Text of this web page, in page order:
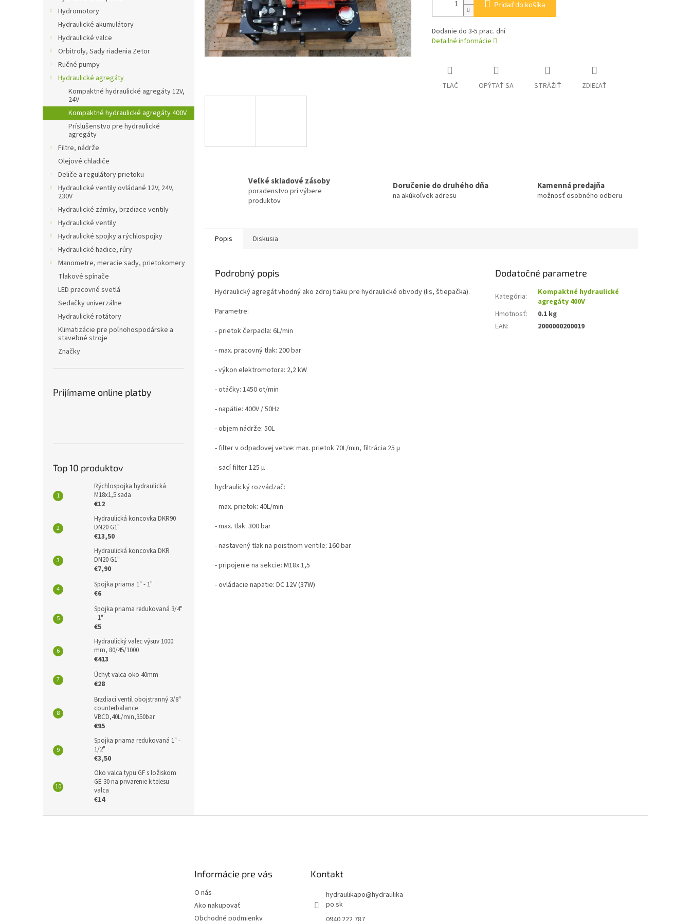
Hydromotory
Hydraulické akumulátory
Hydraulické valce
Orbitroly, Sady riadenia Zetor
Ručné pumpy
Hydraulické agregáty
Kompaktné hydraulické agregáty 12V,
24V
Kompaktné hydraulické agregáty 400V
Príslušenstvo pre hydraulické
agregáty
Filtre, nádrže
Olejové chladiče
Deliče a regulátory prietoku
Hydraulické ventily ovládané 12V, 24V,
230V
Hydraulické zámky, brzdiace ventily
Hydraulické ventily
Hydraulické spojky a rýchlospojky
Hydraulické hadice, rúry
Manometre, meracie sady, prietokomery
Tlakové spínače
LED pracovné svetlá
Sedačky univerzálne
Hydraulické rotátory
Klimatizácie pre poľnohospodárske a
stavebné stroje
Značky
Prijímame online platby
Top 10 produktov
Rýchlospojka hydraulická
M18x1,5 sada
€12
Hydraulická koncovka DKR90
DN20 G1"
€13,50
Hydraulická koncovka DKR
DN20 G1"
€7,90
Spojka priama 1" - 1"
€6
Spojka priama redukovaná 3/4"
- 1"
€5
Hydraulický valec výsuv 1000
mm, 80/45/1000
€413
Úchyt valca oko 40mm
€28
Brzdiaci ventil obojstranný 3/8"
counterbalance
VBCD,40L/min,350bar
€95
Spojka priama redukovaná 1" -
1/2"
€3,50
Oko valca typu GF s ložiskom
GE 30 na privarenie k telesu
valca
€14
Pridať do košíka
Dodanie do 3-5 prac. dní
Detailné informácie
TLAČ OPÝTAŤ SA STRÁŽIŤ ZDIEĽAŤ
Veľké skladové zásoby
poradenstvo pri výbere
produktov
Doručenie do druhého dňa
na akúkoľvek adresu
Kamenná predajňa
možnosť osobného odberu
Popis Diskusia
Podrobný popis
Hydraulický agregát vhodný ako zdroj tlaku pre hydraulické obvody (lis, štiepačka).
Parametre:
- prietok čerpadla: 6L/min
- max. pracovný tlak: 200 bar
- výkon elektromotora: 2,2 kW
- otáčky: 1450 ot/min
- napätie: 400V / 50Hz
- objem nádrže: 50L
- filter v odpadovej vetve: max. prietok 70L/min, filtrácia 25 µ
- sací filter 125 µ
hydraulický rozvádzač:
- max. prietok: 40L/min
- max. tlak: 300 bar
- nastavený tlak na poistnom ventile: 160 bar
- pripojenie na sekcie: M18x 1,5
- ovládacie napätie: DC 12V (37W)
Dodatočné parametre
Kategória:
Kompaktné hydraulické
agregáty 400V
Hmotnosť:
0.1 kg
EAN: 2000000200019
Informácie pre vás
O nás
Ako nakupovať
Obchodné podmienky
Kontakt
hydraulikapo@hydraulika
po.sk